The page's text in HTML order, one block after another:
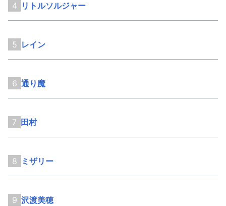
4 リトルソルジャー
5 レイン
6 通り魔
7 田村
8 ミザリー
9 沢渡美穂